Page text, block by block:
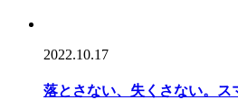
2022.10.17
落とさない、失くさない。ス